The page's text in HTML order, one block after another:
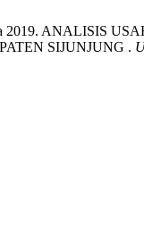
2019. ANALISIS
SIJUNJUNG .